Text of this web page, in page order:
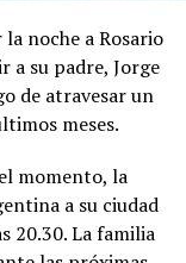
o
de
En todos
de creación
noche a Rosario
a su padre, Jorge
de atravesar un
meses.
momento, la
a su ciudad
20.30. La familia